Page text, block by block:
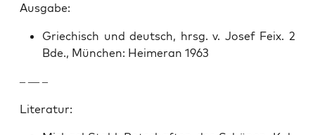
Aus­gabe:
Griechisch und deutsch, hrsg. v. Josef Feix. 2
Bde., München: Heimer­an 1963
– — –
Lit­er­atur: